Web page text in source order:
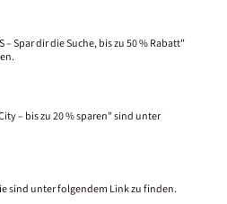
– Spar dir die Suche, bis zu 50 % Rabatt"
– bis zu 20 % sparen" sind unter
sind unter folgendem Link zu finden.